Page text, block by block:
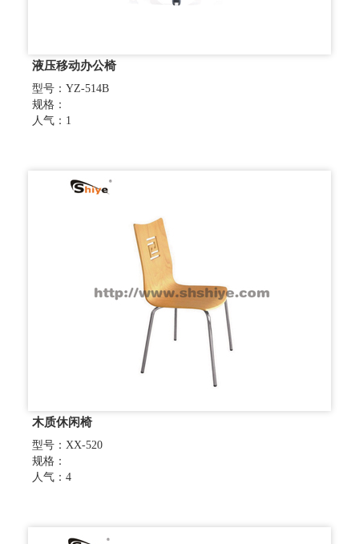
液压移动办公椅
型号：YZ-514B
规格：
人气：1
木质休闲椅
型号：XX-520
规格：
人气：4